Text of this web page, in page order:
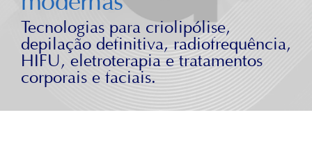
Tecnologias para criolipólise,
depilação definitiva, radiofrequência,
HIFU, eletroterapia e tratamentos
corporais e faciais.